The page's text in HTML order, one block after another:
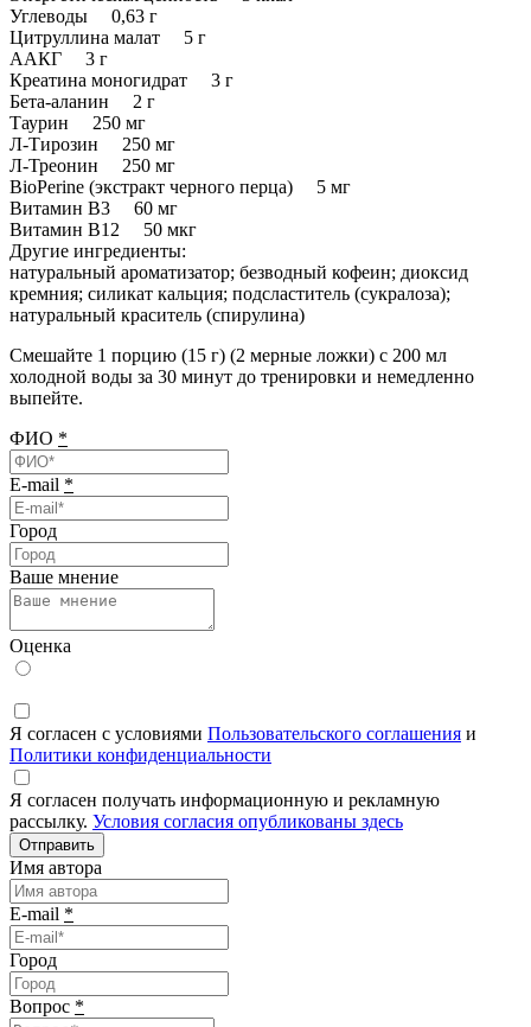
Углеводы 0,63 г
Цитруллина малат 5 г
ААКГ 3 г
Креатина моногидрат 3 г
Бета-аланин 2 г
Таурин 250 мг
Л-Тирозин 250 мг
Л-Треонин 250 мг
BioPerine (экстракт черного перца) 5 мг
Витамин В3 60 мг
Витамин В12 50 мкг
Другие ингредиенты:
натуральный ароматизатор; безводный кофеин; диоксид
кремния; силикат кальция; подсластитель (сукралоза);
натуральный краситель (спирулина)
Смешайте 1 порцию (15 г) (2 мерные ложки) с 200 мл
холодной воды за 30 минут до тренировки и немедленно
выпейте.
ФИО *
E-mail *
Город
Ваше мнение
Оценка
Я согласен с условиями Пользовательского соглашения и
Политики конфиденциальности
Я согласен получать информационную и рекламную
рассылку. Условия согласия опубликованы здесь
Отправить
Имя автора
E-mail *
Город
Вопрос *